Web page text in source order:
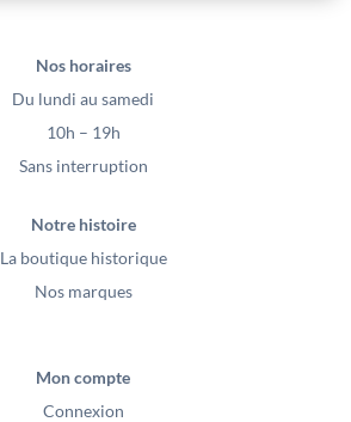
Nos horaires
Du lundi au samedi
10h – 19h
Sans interruption
Notre histoire
La boutique historique
Nos marques
Mon compte
Connexion